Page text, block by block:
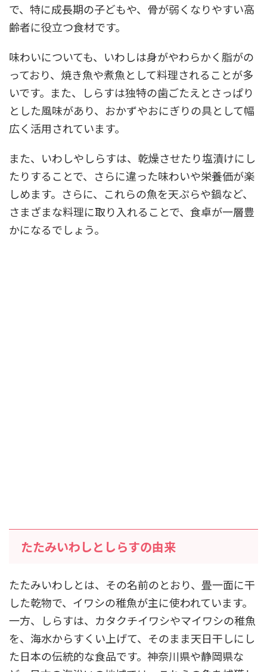
で、特に成長期の子どもや、骨が弱くなりやすい高
齢者に役立つ食材です。
味わいについても、いわしは身がやわらかく脂がの
っており、焼き魚や煮魚として料理されることが多
いです。また、しらすは独特の歯ごたえとさっぱり
とした風味があり、おかずやおにぎりの具として幅
広く活用されています。
また、いわしやしらすは、乾燥させたり塩漬けにし
たりすることで、さらに違った味わいや栄養価が楽
しめます。さらに、これらの魚を天ぷらや鍋など、
さまざまな料理に取り入れることで、食卓が一層豊
かになるでしょう。
たたみいわしとしらすの由来
たたみいわしとは、その名前のとおり、畳一面に干
した乾物で、イワシの稚魚が主に使われています。
一方、しらすは、カタクチイワシやマイワシの稚魚
を、海水からすくい上げて、そのまま天日干しにし
た日本の伝統的な食品です。神奈川県や静岡県な